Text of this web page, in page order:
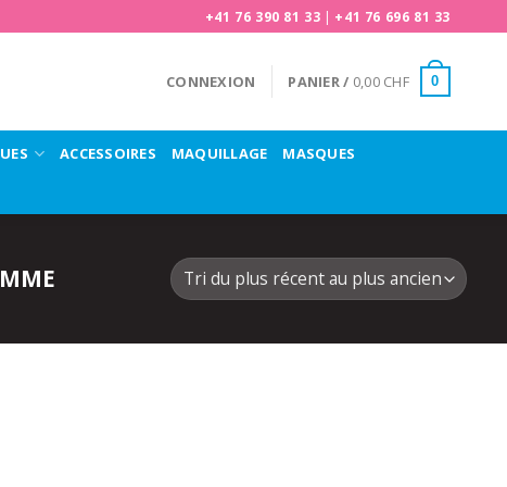
+41 76 390 81 33 | +41 76 696 81 33
CONNEXION PANIER / 0,00 CHF 0
ACCESSOIRES MAQUILLAGE MASQUES